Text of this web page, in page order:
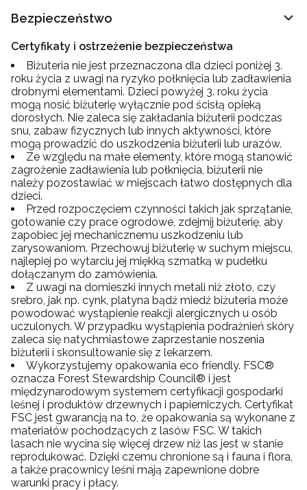
Bezpieczeństwo
Certyfikaty i ostrzeżenie bezpieczeństwa
Biżuteria nie jest przeznaczona dla dzieci poniżej 3.
roku życia z uwagi na ryzyko połknięcia lub zadławienia
drobnymi elementami. Dzieci powyżej 3. roku życia
mogą nosić biżuterię wyłącznie pod ścisłą opieką
dorosłych. Nie zaleca się zakładania biżuterii podczas
snu, zabaw fizycznych lub innych aktywności, które
mogą prowadzić do uszkodzenia biżuterii lub urazów.
Ze względu na małe elementy, które mogą stanowić
zagrożenie zadławienia lub połknięcia, biżuterii nie
należy pozostawiać w miejscach łatwo dostępnych dla
dzieci.
Przed rozpoczęciem czynności takich jak sprzątanie,
gotowanie czy prace ogrodowe, zdejmij biżuterię, aby
zapobiec jej mechanicznemu uszkodzeniu lub
zarysowaniom. Przechowuj biżuterię w suchym miejscu,
najlepiej po wytarciu jej miękką szmatką w pudełku
dołączanym do zamówienia.
Z uwagi na domieszki innych metali niż złoto, czy
srebro, jak np. cynk, platyna bądź miedź biżuteria może
powodować wystąpienie reakcji alergicznych u osób
uczulonych. W przypadku wystąpienia podrażnień skóry
zaleca się natychmiastowe zaprzestanie noszenia
biżuterii i skonsultowanie się z lekarzem.
Wykorzystujemy opakowania eco friendly. FSC®
oznacza Forest Stewardship Council® i jest
międzynarodowym systemem certyfikacji gospodarki
leśnej i produktów drzewnych i papierniczych. Certyfikat
FSC jest gwarancją na to, że opakowania są wykonane z
materiałów pochodzących z lasów FSC. W takich
lasach nie wycina się więcej drzew niż las jest w stanie
reprodukować. Dzięki czemu chronione są i fauna i flora,
a także pracownicy leśni mają zapewnione dobre
warunki pracy i płacy.